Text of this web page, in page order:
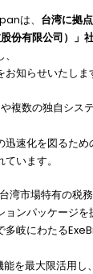
は、 台湾に拠
份有限公司）
知らせいたしま
複数の独自シス
速化を図るため
います。
市場特有の税務
ンパッケージを
多岐にわたる
を最大限活用し